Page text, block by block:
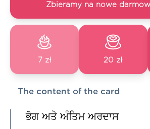
Zbieramy na nowe
7 zł 20 zł
The content of the card
ਭੋਗ ਅਤੇ ਅੰਤਿਮ ਅਰਦਾਸ